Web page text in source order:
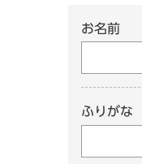
お名前
ふりがな